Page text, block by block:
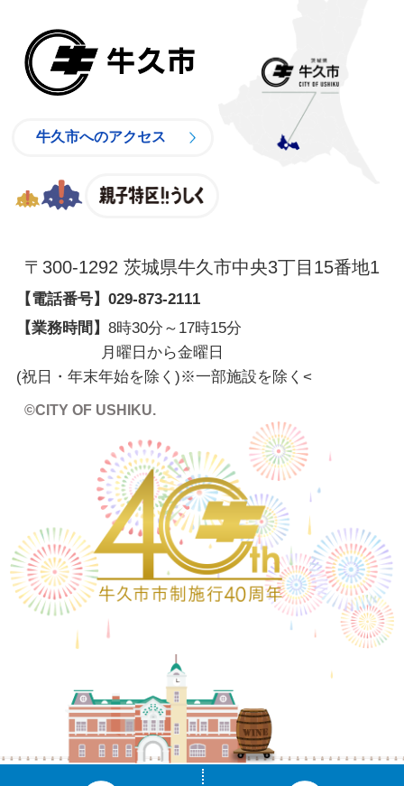
牛久市へのアクセス
〒300-1292 茨城県牛久市中央3丁目15番地1
【電話番号】 029-873-2111
【業務時間】 8時30分～17時15分
月曜日から金曜日
(祝日・年末年始を除く)※一部施設を除く <
©CITY OF USHIKU.